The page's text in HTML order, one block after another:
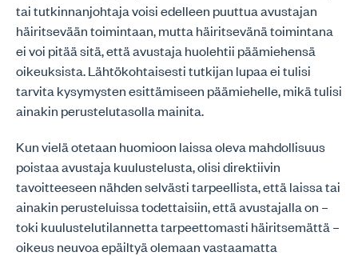
tai tutkinnanjohtaja voisi edelleen puuttua avustajan
häiritsevään toimintaan, mutta häiritsevänä toimintana
ei voi pitää sitä, että avustaja huolehtii päämiehensä
oikeuksista. Lähtökohtaisesti tutkijan lupaa ei tulisi
tarvita kysymysten esittämiseen päämiehelle, mikä tulisi
ainakin perustelutasolla mainita.
Kun vielä otetaan huomioon laissa oleva mahdollisuus
poistaa avustaja kuulustelusta, olisi direktiivin
tavoitteeseen nähden selvästi tarpeellista, että laissa tai
ainakin perusteluissa todettaisiin, että avustajalla on –
toki kuulustelutilannetta tarpeettomasti häiritsemättä –
oikeus neuvoa epäiltyä olemaan vastaamatta